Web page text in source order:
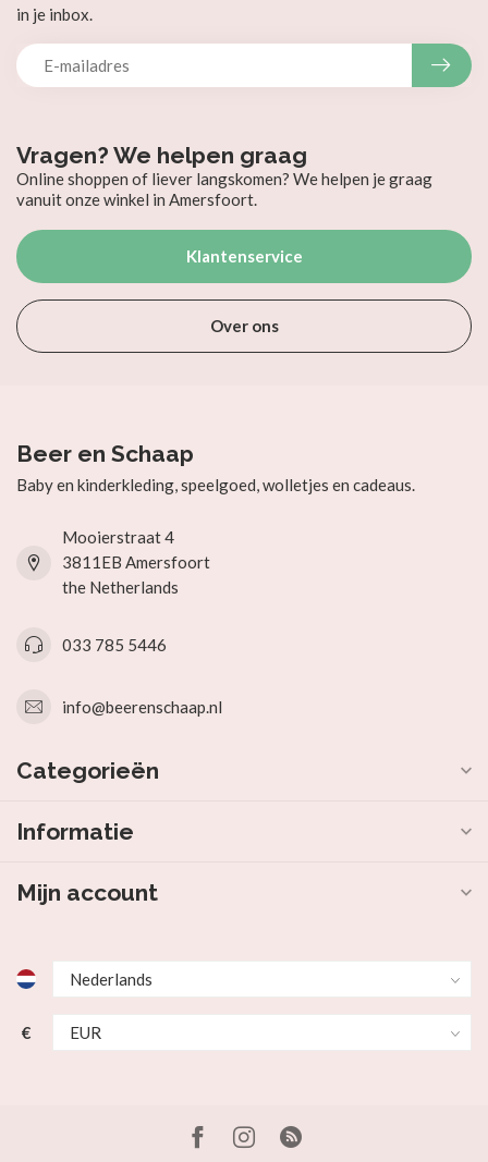
Vragen? We helpen graag
Online shoppen of liever langskomen? We helpen je graag
vanuit onze winkel in Amersfoort.
Klantenservice
Over ons
in je inbox.
Beer en Schaap
Baby en kinderkleding, speelgoed, wolletjes en cadeaus.
Mooierstraat 4
3811EB Amersfoort
the Netherlands
033 785 5446
info@beerenschaap.nl
Categorieën
Informatie
Mijn account
€